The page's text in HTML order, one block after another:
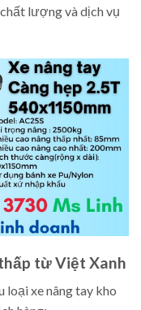
lượng và dịch vụ
từ Việt Xanh
loại xe nâng tay kho